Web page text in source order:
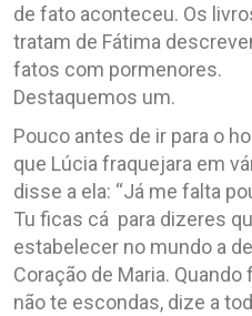
de fato aconteceu. Os
tratam de Fátima
fatos com pormenores.
Destaquemos um.
Pouco antes de ir para o
que Lúcia fraquejara em
disse a ela: “Já me falta
Tu ficas cá para dizeres
estabelecer no mundo a
Coração de Maria.
não te escondas, dize a